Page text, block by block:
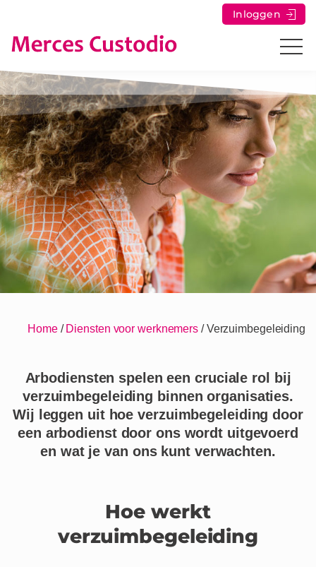
Inloggen
Home/ Diensten voor werknemers /Verzuimbegeleiding
Arbodiensten spelen een cruciale rol bij
verzuimbegeleiding binnen organisaties.
Wij leggen uit hoe verzuimbegeleiding door
een arbodienst door ons wordt uitgevoerd
en wat je van ons kunt verwachten.
Hoe werkt
verzuimbegeleiding